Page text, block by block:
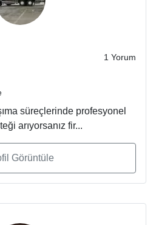
1 Yorum
süreçlerinde profesyonel
arıyorsanız fir...
Görüntüle